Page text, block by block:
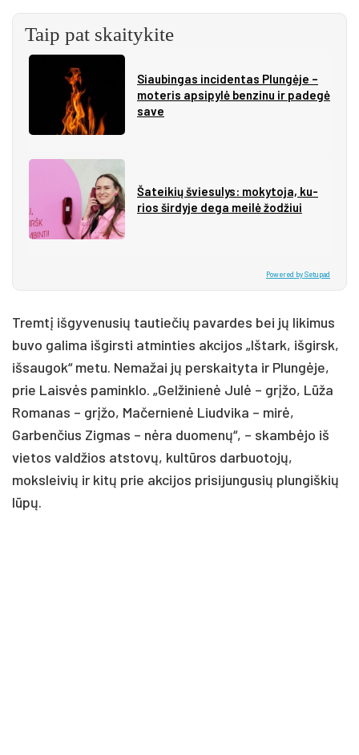
Taip pat skaitykite
Siau­bin­gas in­ci­den­tas Plun­gė­je –
mo­te­ris ap­si­py­lė ben­zi­nu ir pa­de­gė
sa­ve
Ša­tei­kių švie­su­lys: mo­ky­to­ja, ku­
rios šir­dy­je de­ga mei­lė žo­džiui
Powered by Setupad
Tremtį išgyvenusių tautiečių pavardes bei jų likimus
buvo galima išgirsti atminties akcijos „Ištark, išgirsk,
išsaugok“ metu. Nemažai jų perskaityta ir Plungėje,
prie Laisvės paminklo. „Gelžinienė Julė – grįžo, Lūža
Romanas – grįžo, Mačernienė Liudvika – mirė,
Garbenčius Zigmas – nėra duomenų“, – skambėjo iš
vietos valdžios atstovų, kultūros darbuotojų,
moksleivių ir kitų prie akcijos prisijungusių plungiškių
lūpų.